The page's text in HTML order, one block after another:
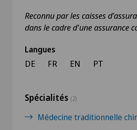
Reconnu par les caisses
dans le cadre d'une assurance
Langues
DE FR EN PT
Spécialités (2)
Médecine traditionnelle